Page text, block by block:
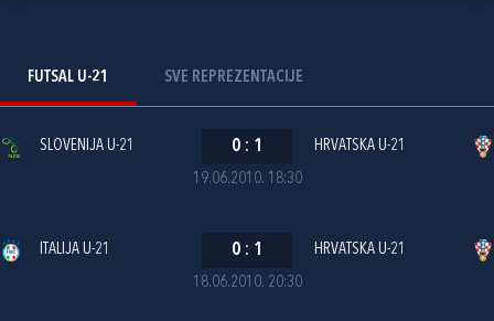
FUTSAL U-21 SVE REPREZENTACIJE
19.06.2010. 18:30
SLOVENIJA U-21 0 : 1 HRVATSKA U-21
18.06.2010. 20:30
ITALIJA U-21 0 : 1 HRVATSKA U-21